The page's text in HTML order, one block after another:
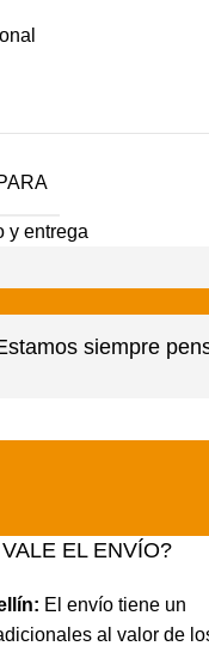
y entrega
siempre
EL ENVÍO?
El envío tiene un
al valor de